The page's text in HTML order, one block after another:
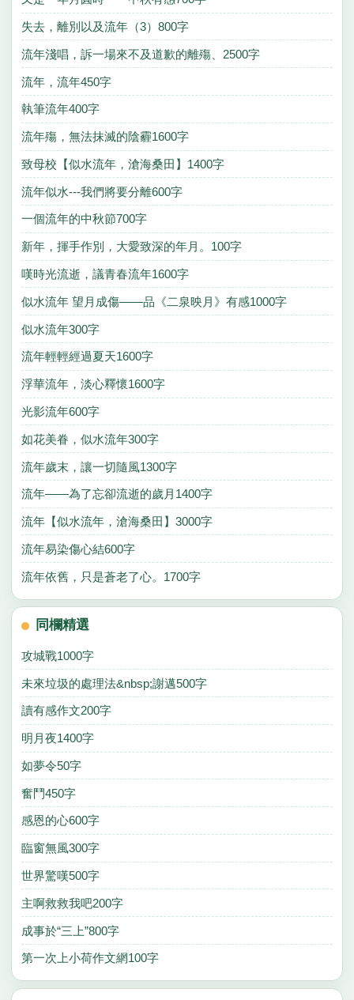
失去，離別以及流年（3）800字
流年淺唱，訴一場來不及道歉的離殤、2500字
流年，流年450字
執筆流年400字
流年殤，無法抹滅的陰霾1600字
致母校【似水流年，滄海桑田】1400字
流年似水---我們將要分離600字
一個流年的中秋節700字
新年，揮手作別，大愛致深的年月。100字
嘆時光流逝，議青春流年1600字
似水流年 望月成傷——品《二泉映月》有感1000字
似水流年300字
流年輕輕經過夏天1600字
浮華流年，淡心釋懷1600字
光影流年600字
如花美眷，似水流年300字
流年歲末，讓一切隨風1300字
流年——為了忘卻流逝的歲月1400字
流年【似水流年，滄海桑田】3000字
流年易染傷心結600字
流年依舊，只是蒼老了心。1700字
同欄精選
攻城戰1000字
未來垃圾的處理法&nbsp;謝邁500字
讀有感作文200字
明月夜1400字
如夢令50字
奮鬥450字
感恩的心600字
臨窗無風300字
世界驚嘆500字
主啊救救我吧200字
成事於“三上”800字
第一次上小荷作文網100字